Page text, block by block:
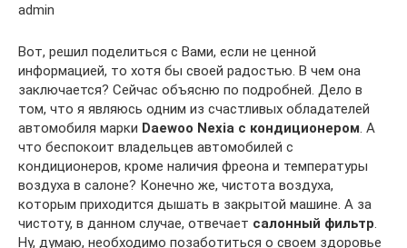
admin
Вот, решил поделиться с Вами, если не ценной
информацией, то хотя бы своей радостью. В чем она
заключается? Сейчас объясню по подробней. Дело в
том, что я являюсь одним из счастливых обладателей
автомобиля марки Daewoo Nexia с кондиционером. А
что беспокоит владельцев автомобилей с
кондиционеров, кроме наличия фреона и температуры
воздуха в салоне? Конечно же, чистота воздуха,
которым приходится дышать в закрытой машине. А за
чистоту, в данном случае, отвечает салонный фильтр.
Ну, думаю, необходимо позаботиться о своем здоровье